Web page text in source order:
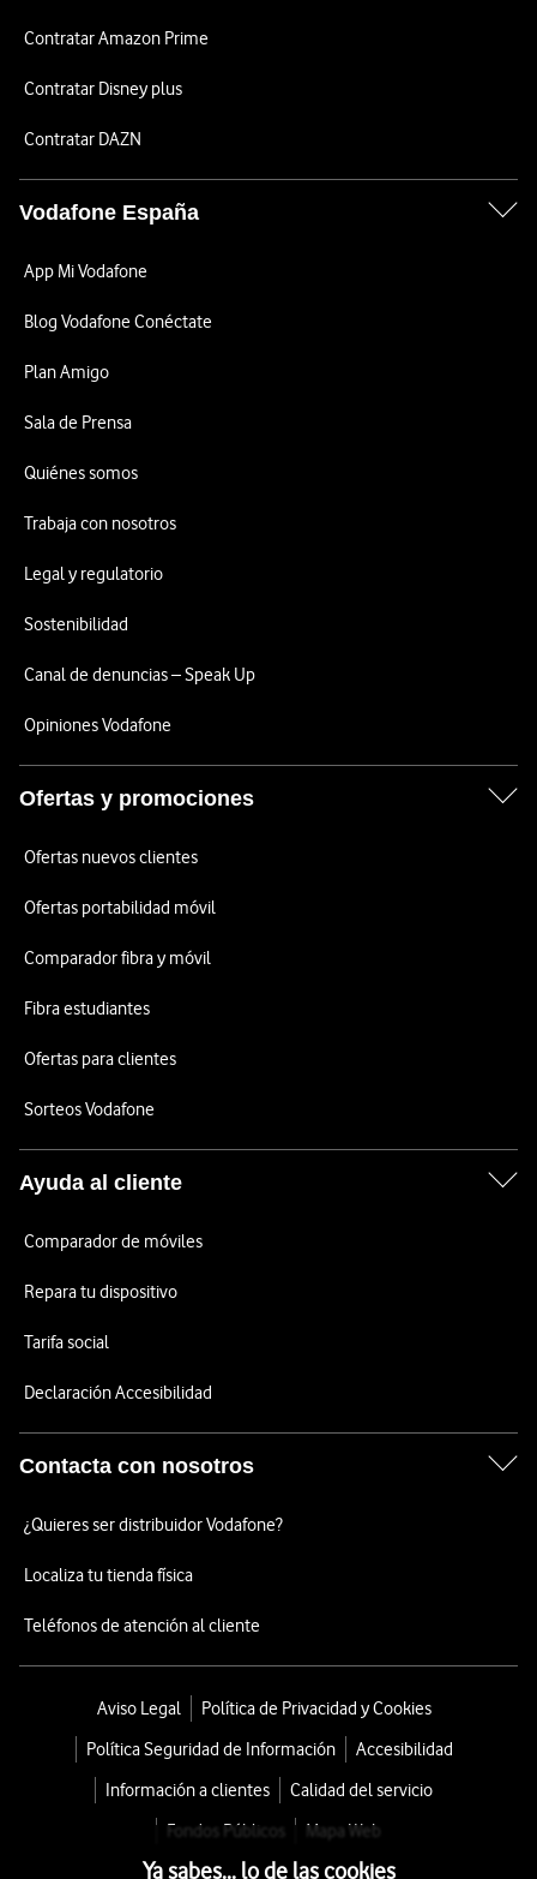
Contratar Amazon Prime
Contratar Disney plus
Contratar DAZN
Vodafone España
App Mi Vodafone
Blog Vodafone Conéctate
Plan Amigo
Sala de Prensa
Quiénes somos
Trabaja con nosotros
Legal y regulatorio
Sostenibilidad
Canal de denuncias – Speak Up
Opiniones Vodafone
Ofertas y promociones
Ofertas nuevos clientes
Ofertas portabilidad móvil
Comparador fibra y móvil
Fibra estudiantes
Ofertas para clientes
Sorteos Vodafone
Ayuda al cliente
Comparador de móviles
Repara tu dispositivo
Tarifa social
Declaración Accesibilidad
Contacta con nosotros
¿Quieres ser distribuidor Vodafone?
Localiza tu tienda física
Teléfonos de atención al cliente
Aviso Legal
Política de Privacidad y Cookies
Política Seguridad de Información
Accesibilidad
Información a clientes
Calidad del servicio
Fondos Públicos
Mapa Web
Ya sabes... lo de las cookies